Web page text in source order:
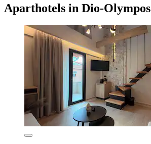
Aparthotels in Dio-Olympos